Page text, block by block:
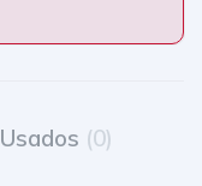
Usados (0)